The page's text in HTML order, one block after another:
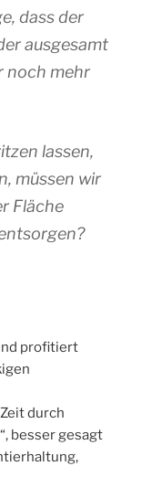
dass der
ausgesamt
noch mehr
lassen,
müssen wir
Fläche
profitiert
durch
besser gesagt